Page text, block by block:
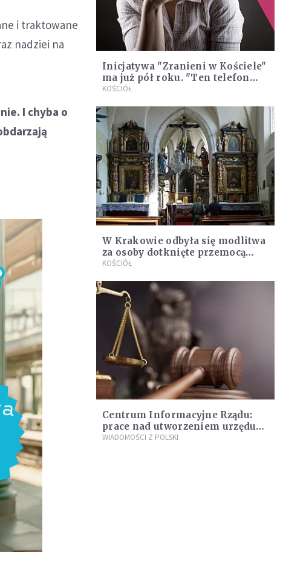
i traktowane
nadziei na
I chyba o
Inicjatywa "Zranieni w Kościele"
ma już pół roku. "Ten telefon
jest potrzebny"
KOŚCIÓŁ
W Krakowie odbyła się modlitwa
za osoby dotknięte przemocą
seksualną w Kościele
KOŚCIÓŁ
Centrum Informacyjne Rządu:
prace nad utworzeniem urzędu
ds. walki z pedofilią na
WIADOMOŚCI Z POLSKI